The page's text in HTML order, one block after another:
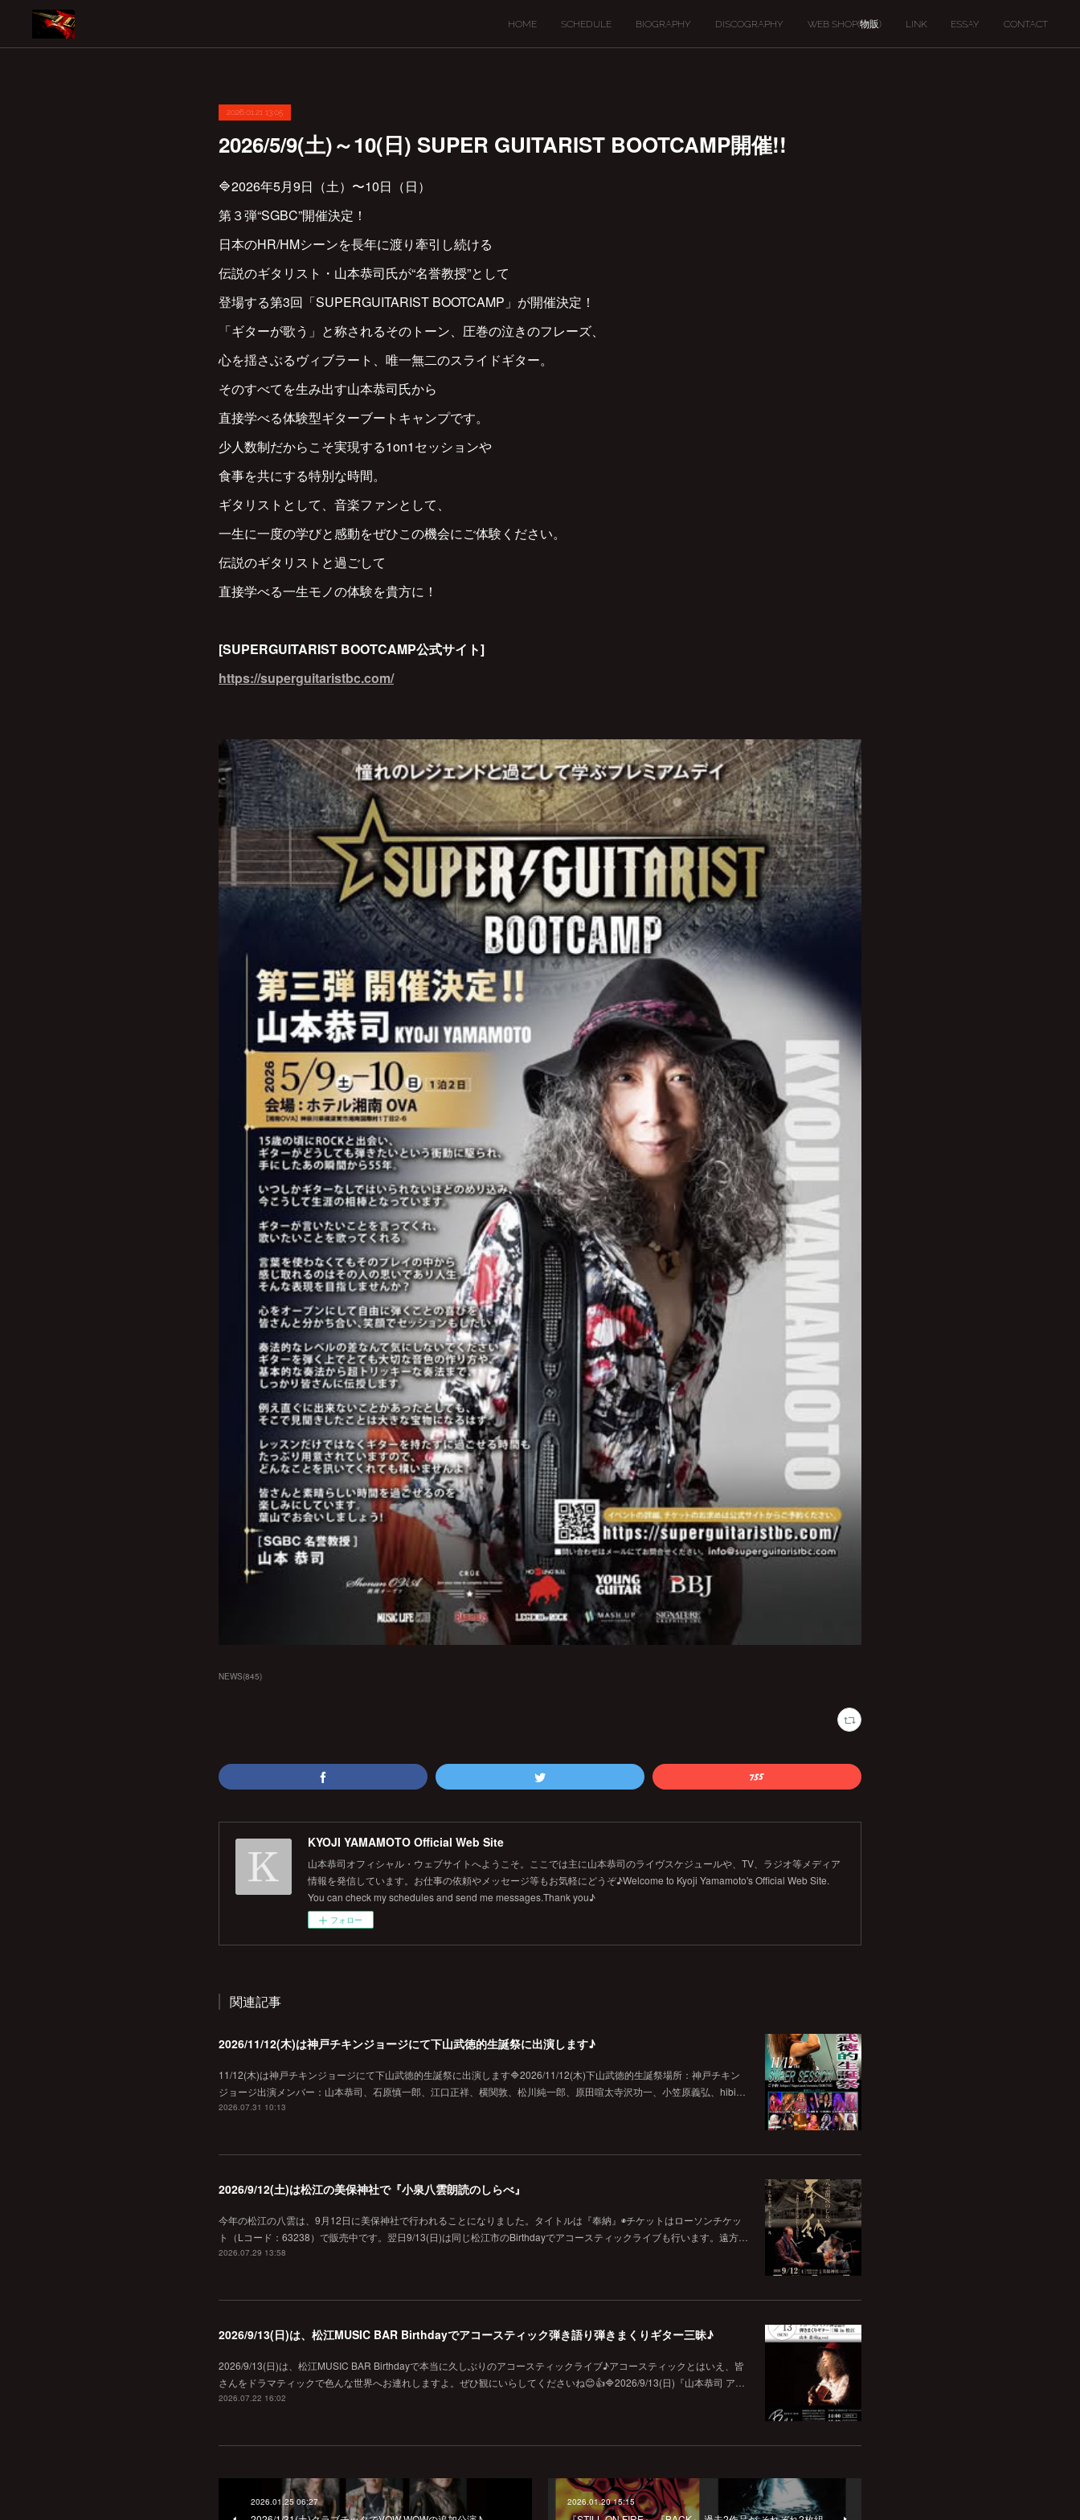
HOME SCHEDULE BIOGRAPHY DISCOGRAPHY WEB SHOP(物販) LINK ESSAY CONTACT
2026.01.21 13:05
2026/5/9(土)～10(日) SUPER GUITARIST BOOTCAMP開催!!
🔷2026年5月9日（土）〜10日（日）
第３弾“SGBC”開催決定！
日本のHR/HMシーンを長年に渡り牽引し続ける
伝説のギタリスト・山本恭司氏が“名誉教授”として
登場する第3回「SUPERGUITARIST BOOTCAMP」が開催決定！
「ギターが歌う」と称されるそのトーン、圧巻の泣きのフレーズ、
心を揺さぶるヴィブラート、唯一無二のスライドギター。
そのすべてを生み出す山本恭司氏から
直接学べる体験型ギターブートキャンプです。
少人数制だからこそ実現する1on1セッションや
食事を共にする特別な時間。
ギタリストとして、音楽ファンとして、
一生に一度の学びと感動をぜひこの機会にご体験ください。
伝説のギタリストと過ごして
直接学べる一生モノの体験を貴方に！
[SUPERGUITARIST BOOTCAMP公式サイト]
https://superguitaristbc.com/
NEWS(845)
KYOJI YAMAMOTO Official Web Site
山本恭司オフィシャル・ウェブサイトへようこそ。ここでは主に山本恭司のライヴスケジュールや、TV、ラジオ等メディア
情報を発信しています。お仕事の依頼やメッセージ等もお気軽にどうぞ♪Welcome to Kyoji Yamamoto's Official Web Site.
You can check my schedules and send me messages.Thank you♪
フォロー
関連記事
2026/11/12(木)は神戸チキンジョージにて下山武徳的生誕祭に出演します♪
11/12(木)は神戸チキンジョージにて下山武徳的生誕祭に出演します🔷2026/11/12(木)下山武徳的生誕祭場所：神戸チキン
ジョージ出演メンバー：山本恭司、石原慎一郎、江口正祥、横関敦、松川純一郎、原田喧太寺沢功一、小笠原義弘、hibi…
2026.07.31 10:13
2026/9/12(土)は松江の美保神社で『小泉八雲朗読のしらべ』
今年の松江の八雲は、9月12日に美保神社で行われることになりました。タイトルは『奉納』◉チケットはローソンチケッ
ト（Lコード：63238）で販売中です。翌日9/13(日)は同じ松江市のBirthdayでアコースティックライブも行います。遠方…
2026.07.29 13:58
2026/9/13(日)は、松江MUSIC BAR Birthdayでアコースティック弾き語り弾きまくりギター三昧♪
2026/9/13(日)は、松江MUSIC BAR Birthdayで本当に久しぶりのアコースティックライブ♪アコースティックとはいえ、皆
さんをドラマティックで色んな世界へお連れしますよ。ぜひ観にいらしてくださいね😊👍🔷2026/9/13(日)『山本恭司 ア…
2026.07.22 16:02
2026.01.25 06:27 2026.01.20 15:15